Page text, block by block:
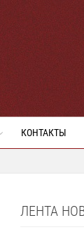
КОНТАКТЫ
ЛЕНТА